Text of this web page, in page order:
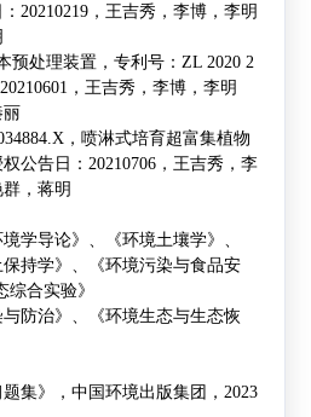
20210219， 王吉秀 ，李博，李明
预处理装置，专利号： ZL 2020 2
20210601 ， 王吉秀 ，李博，李明
丽
，喷淋式培育超富集植物
公告日： 20210706， 王吉秀 ，李
，蒋明
学导论》、《环境土壤学》、
保持学》、《环境污染与食品安
综合实验》
防治》、《环境生态与生态恢
题集》，中国环境出版集团， 2023